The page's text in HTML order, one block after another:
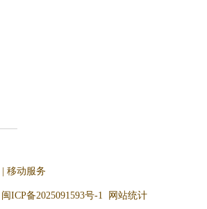
移动服务
闽ICP备2025091593号-1 网站统计